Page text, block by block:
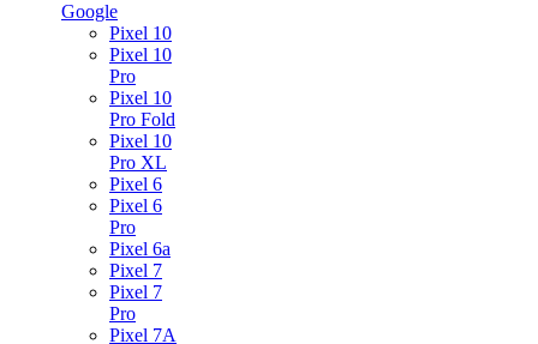
Google
Pixel 10
Pixel 10
Pro
Pixel 10
Pro Fold
Pixel 10
Pro XL
Pixel 6
Pixel 6
Pro
Pixel 6a
Pixel 7
Pixel 7
Pro
Pixel 7A